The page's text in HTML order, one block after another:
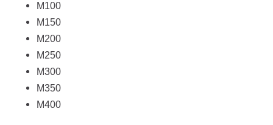
М100
М150
М200
М250
М300
М350
М400